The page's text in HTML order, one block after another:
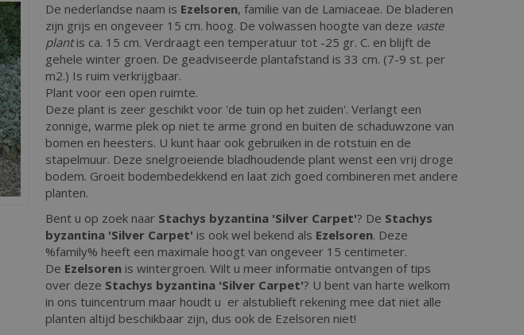
De nederlandse naam is Ezelsoren, familie van de Lamiaceae. De bladeren
zijn grijs en ongeveer 15 cm. hoog. De volwassen hoogte van deze vaste
plantis ca. 15 cm. Verdraagt een temperatuur tot -25 gr. C. en blijft de
gehele winter groen. De geadviseerde plantafstand is 33 cm. (7-9 st. per
m2.) Is ruim verkrijgbaar.
Plant voor een open ruimte.
Deze plant is zeer geschikt voor 'de tuin op het zuiden'. Verlangt een
zonnige, warme plek op niet te arme grond en buiten de schaduwzone van
bomen en heesters. U kunt haar ook gebruiken in de rotstuin en de
stapelmuur. Deze snelgroeiende bladhoudende plant wenst een vrij droge
bodem. Groeit bodembedekkend en laat zich goed combineren met andere
planten.
Bent u op zoek naar Stachys byzantina 'Silver Carpet'? De Stachys
byzantina 'Silver Carpet' is ook wel bekend als Ezelsoren. Deze
%family% heeft een maximale hoogt van ongeveer 15 centimeter.
De Ezelsoren is wintergroen. Wilt u meer informatie ontvangen of tips
over deze Stachys byzantina 'Silver Carpet'? U bent van harte welkom
in ons tuincentrum maar houdt u er alstublieft rekening mee dat niet alle
planten altijd beschikbaar zijn, dus ook de Ezelsoren niet!